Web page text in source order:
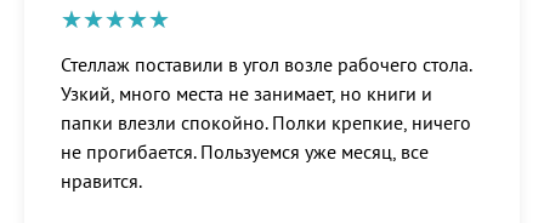
Стеллаж поставили в угол возле рабочего стола.
Узкий, много места не занимает, но книги и
папки влезли спокойно. Полки крепкие, ничего
не прогибается. Пользуемся уже месяц, все
нравится.